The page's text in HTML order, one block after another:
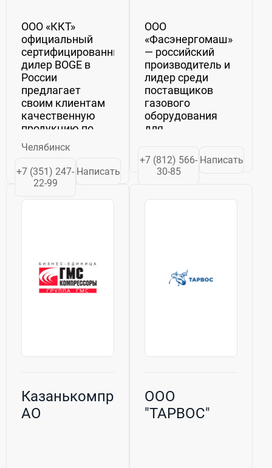
ООО «ККТ»
официальный
сертифицированный
дилер BOGE в
России
предлагает
своим клиентам
качественную
продукцию по
доступной цене.
Уникальное
компрессорное
оборудование
своим отменным
Челябинск
+7 (351) 247-
22-99
Написать
ООО
«Фасэнергомаш»
— российский
производитель и
лидер среди
поставщиков
газового
оборудования
для
отрасли России.
Наша компания
работает на
рынке с 2010
+7 (812) 566-
30-85
Написать
Казанькомпрессормаш,
АО
ООО
"ТАРВОС"